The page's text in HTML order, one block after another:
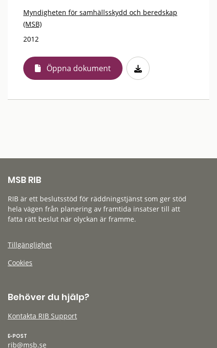
Myndigheten för samhällsskydd och beredskap
(MSB)
2012
Öppna dokument
MSB RIB
RIB är ett beslutsstöd för räddningstjänst som ger stöd
hela vägen från planering av framtida insatser till att
fatta rätt beslut när olyckan är framme.
Tillgänglighet
Cookies
Behöver du hjälp?
Kontakta RIB Support
E-POST
rib@msb.se